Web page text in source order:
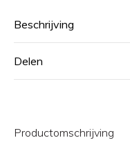
Beschrijving
Delen
Productomschrijving